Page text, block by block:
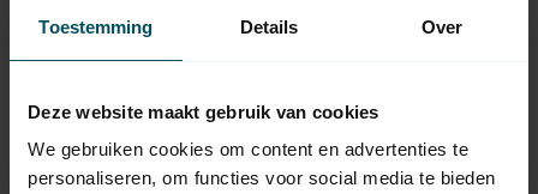
Toestemming Details Over
Deze website maakt gebruik van cookies
We gebruiken cookies om content en advertenties te
personaliseren, om functies voor social media te bieden
Bandoproller -
bandwindwerk
39,95 34,95